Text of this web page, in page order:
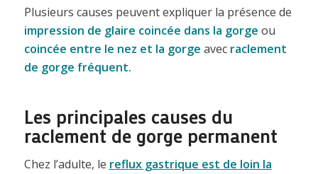
Plusieurs causes peuvent expliquer la présence de
impression de glaire coincée dans la gorge ou
coincée entre le nez et la gorge avec raclement
de gorge fréquent.
Les principales causes du
raclement de gorge permanent
Chez l’adulte, le reflux gastrique est de loin la